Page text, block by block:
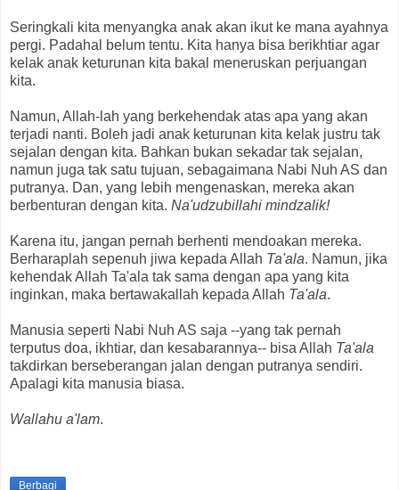
Seringkali kita menyangka anak akan ikut ke mana ayahnya
pergi. Padahal belum tentu. Kita hanya bisa berikhtiar agar
kelak anak keturunan kita bakal meneruskan perjuangan
kita.
Namun, Allah-lah yang berkehendak atas apa yang akan
terjadi nanti. Boleh jadi anak keturunan kita kelak justru tak
sejalan dengan kita. Bahkan bukan sekadar tak sejalan,
namun juga tak satu tujuan, sebagaimana Nabi Nuh AS dan
putranya. Dan, yang lebih mengenaskan, mereka akan
berbenturan dengan kita. Na'udzubillahi mindzalik!
Karena itu, jangan pernah berhenti mendoakan mereka.
Berharaplah sepenuh jiwa kepada Allah Ta'ala. Namun, jika
kehendak Allah Ta'ala tak sama dengan apa yang kita
inginkan, maka bertawakallah kepada Allah Ta'ala.
Manusia seperti Nabi Nuh AS saja --yang tak pernah
terputus doa, ikhtiar, dan kesabarannya-- bisa Allah Ta'ala
takdirkan berseberangan jalan dengan putranya sendiri.
Apalagi kita manusia biasa.
Wallahu a'lam.
Berbagi